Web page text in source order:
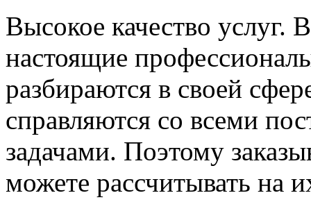
Высокое качество услуг.
настоящие
разбираются в своей
справляются со всеми
задачами. Поэтому
можете рассчитывать на